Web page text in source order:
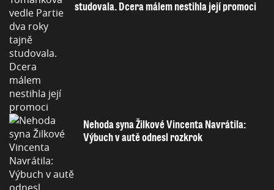
studovala. Dcera málem nestihla její promoci
Nehoda syna Žilkové Vincenta Navrátila:
Výbuch v autě odnesl rozkrok